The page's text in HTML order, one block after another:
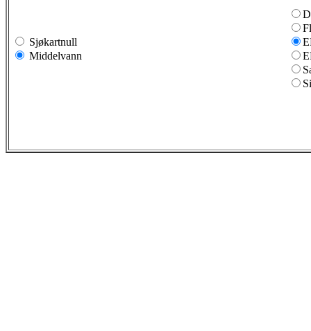
Sjøkartnull
Middelvann